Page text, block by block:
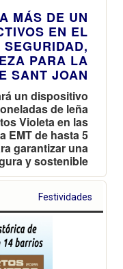
MÁS DE UN
EN EL
PARA LA
SANT JOAN
un dispositivo
de leña
Violeta en las
EMT de hasta 5
garantizar una
y sostenible
Festividades